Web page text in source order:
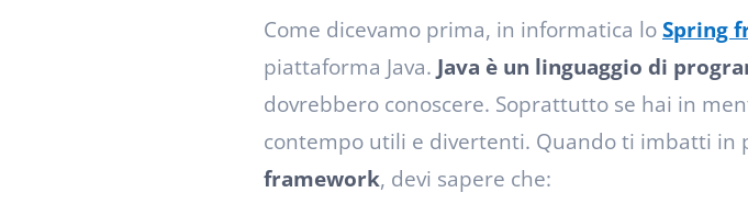
Come dicevamo prima, in informatica loSpring
piattaforma Java. Java è un linguaggio di
dovrebbero conoscere. Soprattutto se hai in
contempo utili e divertenti. Quando ti imbatti in
framework, devi sapere che: